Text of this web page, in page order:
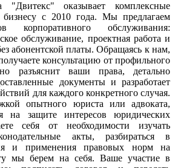
"Двитекс" оказывает комплексные
бизнесу с 2010 года. Мы предлагаем
корпоративного обслуживания:
обслуживание, проектная работа и
абонентской платы. Обращаясь к нам,
консультацию от профильного
разъяснит ваши права, детально
документы и разработает
для каждого конкретного случая.
опытного юриста или адвоката,
на защите интересов юридических
себя от необходимости изучать
акты, разбираться в
и применения правовых норм на
мы берем на себя. Ваше участие в